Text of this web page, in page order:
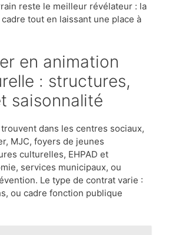
reste le meilleur révélateur : la
tout en laissant une place à
: structures,
saisonnalité
dans les centres sociaux,
MJC, foyers de jeunes
culturelles, EHPAD et
services municipaux, ou
Le type de contrat varie :
ou cadre fonction publique